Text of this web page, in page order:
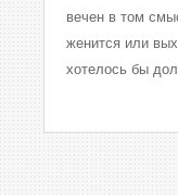
вечен в том
женится или
хотелось бы